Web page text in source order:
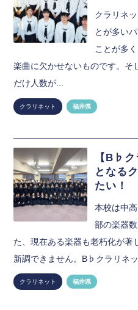
クラリネ
とが多い
ことが多
楽曲に欠かせないものです。そ
だけ人数が...
クラリネット 福井県
【B♭
となる
たい！
本校は中
部の楽器
た、現在ある楽器も老朽化が著
新調できません。B♭クラリネ
クラリネット 福井県